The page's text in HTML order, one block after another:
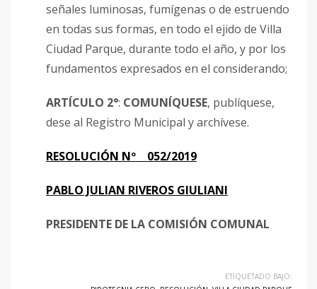
señales luminosas, fumígenas o de estruendo
en todas sus formas, en todo el ejido de Villa
Ciudad Parque, durante todo el año, y por los
fundamentos expresados en el considerando;
ARTÍCULO 2°: COMUNÍQUESE, publíquese,
dese al Registro Municipal y archívese.
RESOLUCIÓN Nº 052/2019
PABLO JULIAN RIVEROS GIULIANI
PRESIDENTE DE LA COMISIÓN COMUNAL
ETIQUETADO BAJO: